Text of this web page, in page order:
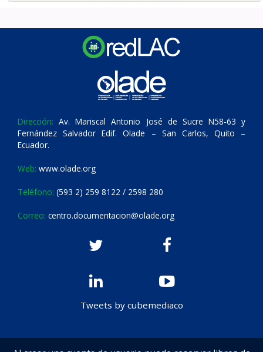
Dirección: Av. Mariscal Antonio José de Sucre N58-63 y
Fernández Salvador Edif. Olade – San Carlos, Quito –
Ecuador.
Web: www.olade.org
Teléfono: (593 2) 259 8122 / 2598 280
Correo: centro.documentacion@olade.org
Tweets by cubemediaco